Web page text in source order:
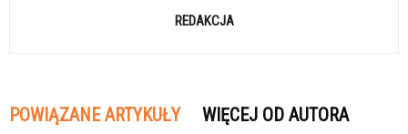
REDAKCJA
POWIĄZANE ARTYKUŁY WIĘCEJ OD AUTORA